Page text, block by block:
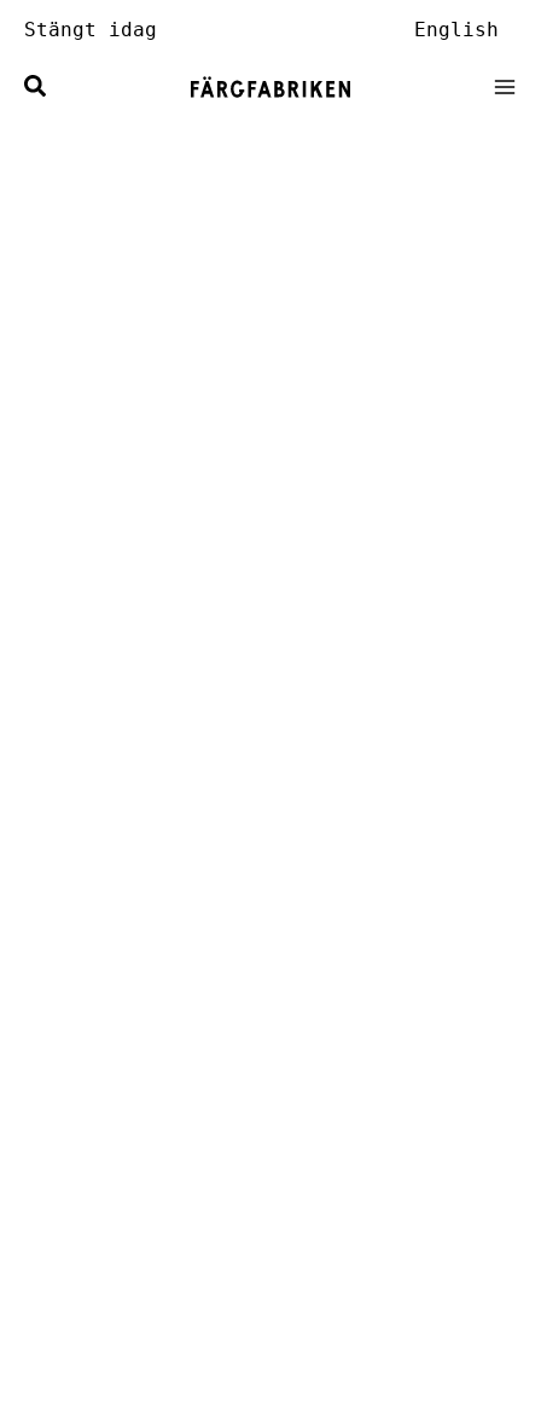
till
innehåll
Stängt idag English